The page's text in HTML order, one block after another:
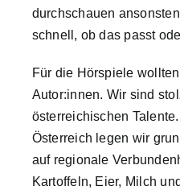
durchschauen
schnell, ob das passt
Für die Hörspiele
Autor:innen. Wir sind
österreichischen
Österreich legen wir
auf regionale
Kartoffeln, Eier, Milch